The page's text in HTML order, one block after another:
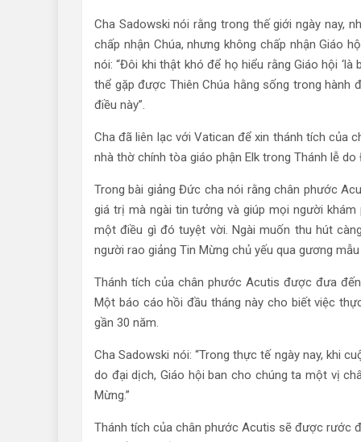
Cha Sadowski nói rằng trong thế giới ngày nay,
chấp nhận Chúa, nhưng không chấp nhận Giáo
nói: “Đôi khi thật khó để họ hiểu rằng Giáo hội
thể gặp được Thiên Chúa hằng sống trong hành
điều này”.
Cha đã liên lạc với Vatican để xin thánh tích của
nhà thờ chính tòa giáo phận Elk trong Thánh lễ
Trong bài giảng Đức cha nói rằng chân phước
giá trị mà ngài tin tưởng và giúp mọi người
một điều gì đó tuyệt vời. Ngài muốn thu hút
người rao giảng Tin Mừng chủ yếu qua gương
Thánh tích của chân phước Acutis được đưa
Một báo cáo hồi đầu tháng này cho biết việc
gần 30 năm.
Cha Sadowski nói: “Trong thực tế ngày nay, khi
do đại dịch, Giáo hội ban cho chúng ta một vị
Mừng.”
Thánh tích của chân phước Acutis sẽ được rước